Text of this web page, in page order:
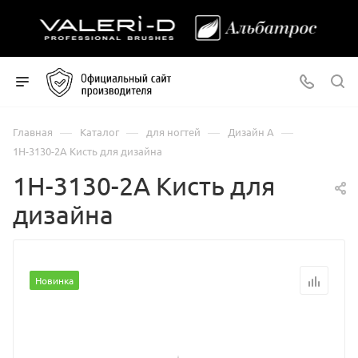
Главная — Каталог — для ногтей — Дизайн А —
1Н-3130-2А Кисть для дизайна
1Н-3130-2А Кисть для
дизайна
Новинка